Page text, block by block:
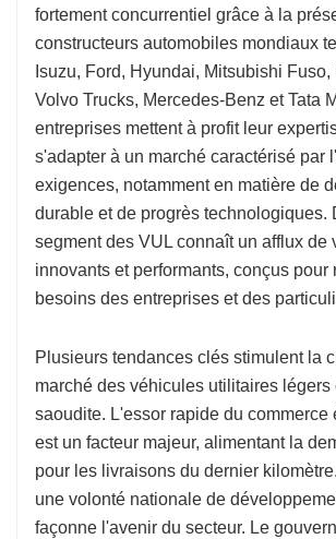
fortement concurrentiel grâce à la
constructeurs automobiles mondiaux
Isuzu, Ford, Hyundai, Mitsubishi Fuso,
Volvo Trucks, Mercedes-Benz et Tata
entreprises mettent à profit leur
s'adapter à un marché caractérisé par
exigences, notamment en matière de
durable et de progrès technologiques.
segment des VUL connaît un afflux de
innovants et performants, conçus pour
besoins des entreprises et des
Plusieurs tendances clés stimulent la
marché des véhicules utilitaires légers
saoudite. L'essor rapide du commerce
est un facteur majeur, alimentant la
pour les livraisons du dernier
une volonté nationale de
façonne l'avenir du secteur. Le